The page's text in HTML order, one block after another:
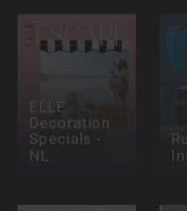
ELLE
Decoration
Specials -
NL